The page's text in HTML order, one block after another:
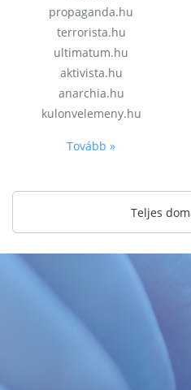
propaganda.hu
terrorista.hu
ultimatum.hu
aktivista.hu
anarchia.hu
kulonvelemeny.hu
Tovább »
Teljes